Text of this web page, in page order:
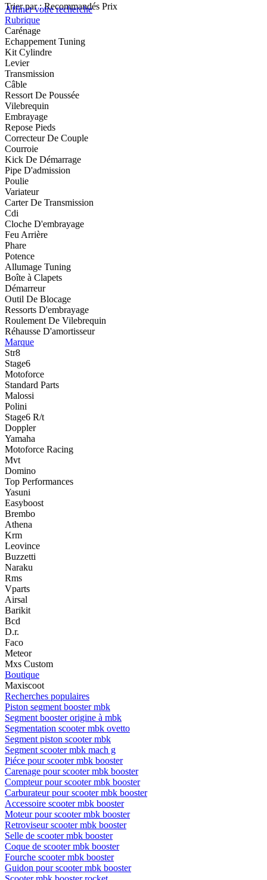
Trier par : Recommandés Prix
Affiner votre recherche
Rubrique
Carénage
Echappement Tuning
Kit Cylindre
Levier
Transmission
Câble
Ressort De Poussée
Vilebrequin
Embrayage
Repose Pieds
Correcteur De Couple
Courroie
Kick De Démarrage
Pipe D'admission
Poulie
Variateur
Carter De Transmission
Cdi
Cloche D'embrayage
Feu Arrière
Phare
Potence
Allumage Tuning
Boîte à Clapets
Démarreur
Outil De Blocage
Ressorts D'embrayage
Roulement De Vilebrequin
Réhausse D'amortisseur
Marque
Str8
Stage6
Motoforce
Standard Parts
Malossi
Polini
Stage6 R/t
Doppler
Yamaha
Motoforce Racing
Mvt
Domino
Top Performances
Yasuni
Easyboost
Brembo
Athena
Krm
Leovince
Buzzetti
Naraku
Rms
Vparts
Airsal
Barikit
Bcd
D.r.
Faco
Meteor
Mxs Custom
Boutique
Maxiscoot
Recherches populaires
Piston segment booster mbk
Segment booster origine à mbk
Segmentation scooter mbk ovetto
Segment piston scooter mbk
Segment scooter mbk mach g
Piéce pour scooter mbk booster
Carenage pour scooter mbk booster
Compteur pour scooter mbk booster
Carburateur pour scooter mbk booster
Accessoire scooter mbk booster
Moteur pour scooter mbk booster
Retroviseur scooter mbk booster
Selle de scooter mbk booster
Coque de scooter mbk booster
Fourche scooter mbk booster
Guidon pour scooter mbk booster